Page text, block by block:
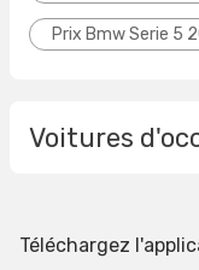
Prix Bmw Serie 5
Voitures
Téléchargez